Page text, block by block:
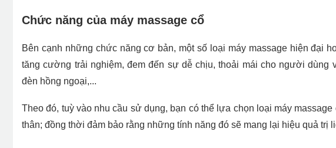
Chức năng của máy massage cổ
Bên cạnh những chức năng cơ bản, một số loại máy massage hiện đại
tăng cường trải nghiệm, đem đến sự dễ chịu, thoải mái cho người dùng
đèn hồng ngoại,...
Theo đó, tuỳ vào nhu cầu sử dụng, bạn có thể lựa chọn loại máy
thân; đồng thời đảm bảo rằng những tính năng đó sẽ mang lại hiệu quả trị